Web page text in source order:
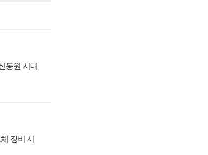
동원 시대
장비 시